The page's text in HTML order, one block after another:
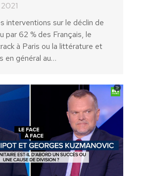
interventions sur le déclin de
par 62 % des Français, le
à Paris ou la littérature et
en général au…